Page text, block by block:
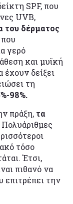
SPF, που
UVB,
του δέρματος
που
γερό
και μυϊκή
έχουν δείξει
τη
98%.
πράξη, τα
Πολυάριθμες
τόσο
Έτσι,
πιθανό να
επιτρέπει την